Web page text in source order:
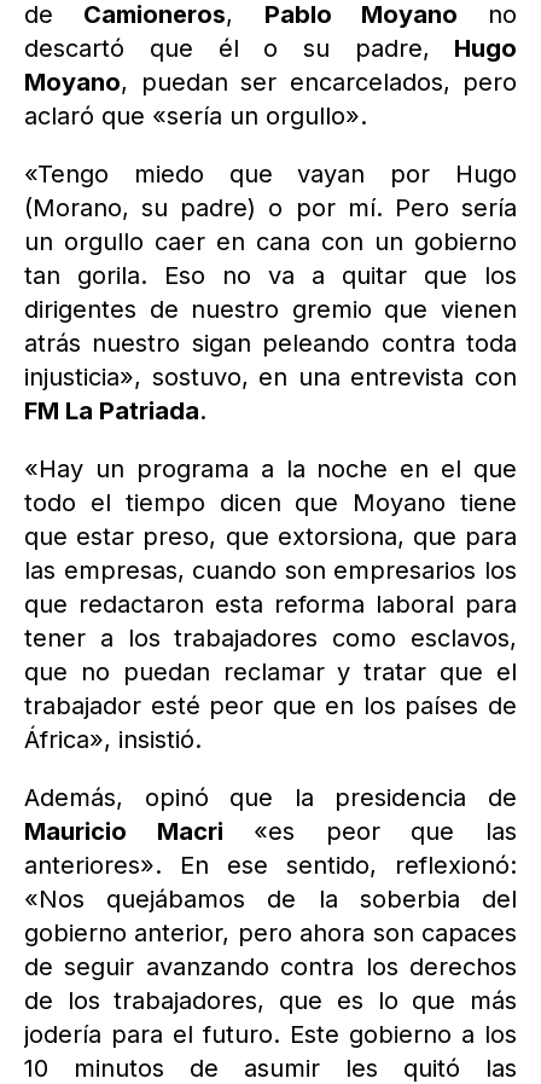
de Camioneros, Pablo Moyano no
descartó que él o su padre, Hugo
Moyano, puedan ser encarcelados, pero
aclaró que «sería un orgullo».
«Tengo miedo que vayan por Hugo
(Morano, su padre) o por mí. Pero sería
un orgullo caer en cana con un gobierno
tan gorila. Eso no va a quitar que los
dirigentes de nuestro gremio que vienen
atrás nuestro sigan peleando contra toda
injusticia», sostuvo, en una entrevista con
FM La Patriada.
«Hay un programa a la noche en el que
todo el tiempo dicen que Moyano tiene
que estar preso, que extorsiona, que para
las empresas, cuando son empresarios los
que redactaron esta reforma laboral para
tener a los trabajadores como esclavos,
que no puedan reclamar y tratar que el
trabajador esté peor que en los países de
África», insistió.
Además, opinó que la presidencia de
Mauricio Macri «es peor que las
anteriores». En ese sentido, reflexionó:
«Nos quejábamos de la soberbia del
gobierno anterior, pero ahora son capaces
de seguir avanzando contra los derechos
de los trabajadores, que es lo que más
jodería para el futuro. Este gobierno a los
10 minutos de asumir les quitó las